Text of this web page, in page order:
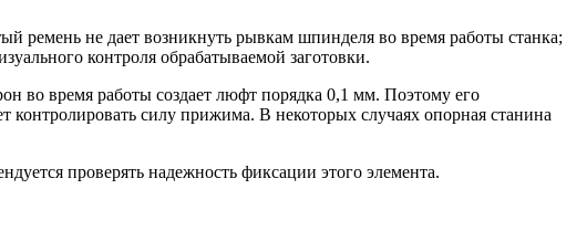
не дает возникнуть рывкам шпинделя во время работы станка;
контроля обрабатываемой заготовки.
во время работы создает люфт порядка 0,1 мм. Поэтому его
контролировать силу прижима. В некоторых случаях опорная станина
проверять надежность фиксации этого элемента.